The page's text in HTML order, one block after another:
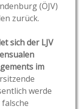
(ÖJV)
zurück.
sich der LJV
im
werde